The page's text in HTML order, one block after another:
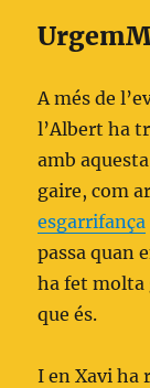
A més de
l’Albert ha
amb
gaire, com
esgarrifança
passa quan
ha fet
que és.
I en Xavi ha